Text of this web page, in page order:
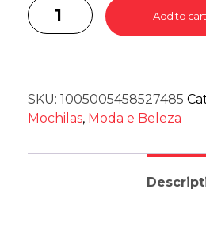
Add to cart
SKU: 1005005458527485
Mochilas, Moda e Beleza